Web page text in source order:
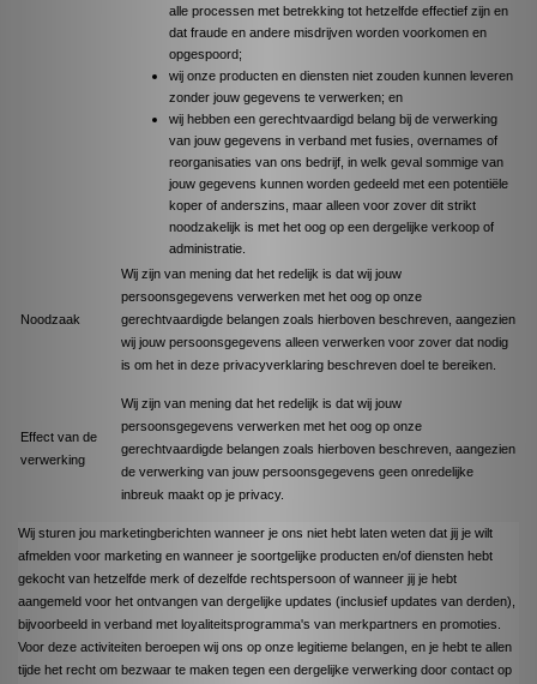
alle processen met betrekking tot hetzelfde effectief zijn en
dat fraude en andere misdrijven worden voorkomen en
opgespoord;
wij onze producten en diensten niet zouden kunnen leveren
zonder jouw gegevens te verwerken; en
wij hebben een gerechtvaardigd belang bij de verwerking
van jouw gegevens in verband met fusies, overnames of
reorganisaties van ons bedrijf, in welk geval sommige van
jouw gegevens kunnen worden gedeeld met een potentiële
koper of anderszins, maar alleen voor zover dit strikt
noodzakelijk is met het oog op een dergelijke verkoop of
administratie.
Noodzaak
Wij zijn van mening dat het redelijk is dat wij jouw
persoonsgegevens verwerken met het oog op onze
gerechtvaardigde belangen zoals hierboven beschreven, aangezien
wij jouw persoonsgegevens alleen verwerken voor zover dat nodig
is om het in deze privacyverklaring beschreven doel te bereiken.
Effect van de
verwerking
Wij zijn van mening dat het redelijk is dat wij jouw
persoonsgegevens verwerken met het oog op onze
gerechtvaardigde belangen zoals hierboven beschreven, aangezien
de verwerking van jouw persoonsgegevens geen onredelijke
inbreuk maakt op je privacy.
Wij sturen jou marketingberichten wanneer je ons niet hebt laten weten dat jij je wilt
afmelden voor marketing en wanneer je soortgelijke producten en/of diensten hebt
gekocht van hetzelfde merk of dezelfde rechtspersoon of wanneer jij je hebt
aangemeld voor het ontvangen van dergelijke updates (inclusief updates van derden),
bijvoorbeeld in verband met loyaliteitsprogramma's van merkpartners en promoties.
Voor deze activiteiten beroepen wij ons op onze legitieme belangen, en je hebt te allen
tijde het recht om bezwaar te maken tegen een dergelijke verwerking door contact op